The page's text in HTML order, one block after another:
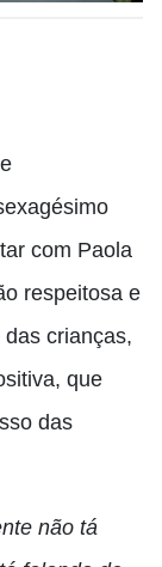
com Paola
respeitosa e
crianças,
que
das
não tá